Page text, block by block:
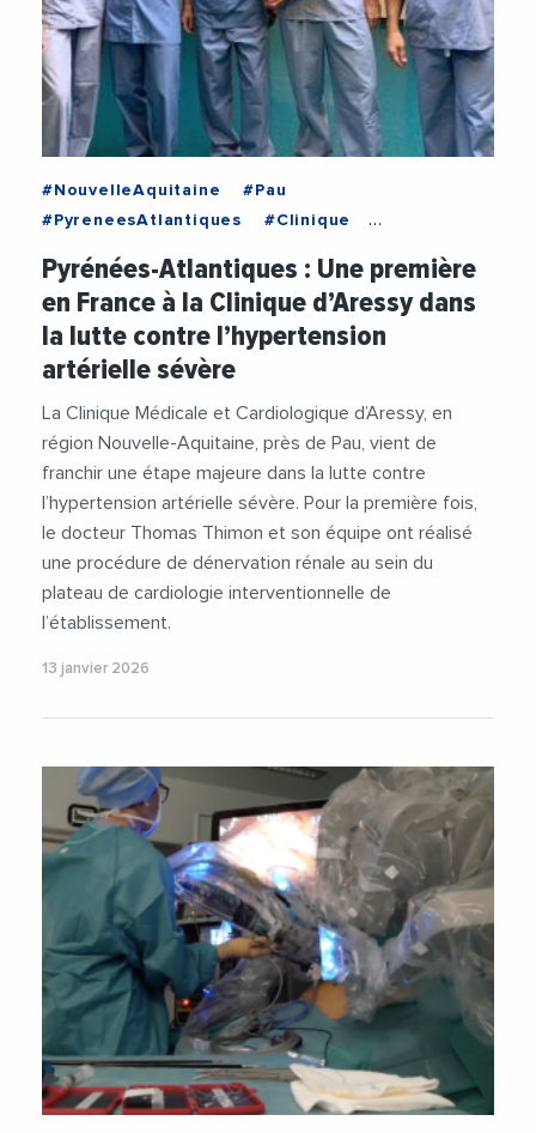
#NouvelleAquitaine
#Pau
#PyreneesAtlantiques
#Clinique
#RechercheMedicale
#Sante
Pyrénées-Atlantiques : Une première
en France à la Clinique d’Aressy dans
la lutte contre l’hypertension
artérielle sévère
La Clinique Médicale et Cardiologique d’Aressy, en
région Nouvelle-Aquitaine, près de Pau, vient de
franchir une étape majeure dans la lutte contre
l’hypertension artérielle sévère. Pour la première fois,
le docteur Thomas Thimon et son équipe ont réalisé
une procédure de dénervation rénale au sein du
plateau de cardiologie interventionnelle de
l’établissement.
13 janvier 2026